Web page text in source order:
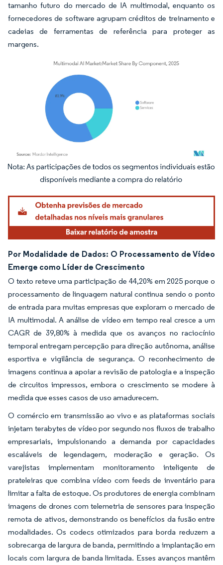
tamanho futuro do mercado de IA multimodal, enquanto os
fornecedores de software agrupam créditos de treinamento e
cadeias de ferramentas de referência para proteger as
margens.
Imagem © Mordor Intelligence. O reuso requer atribuição conforme CC BY 4.0.
Por Modalidade de Dados: O Processamento de Vídeo
Emerge como Líder de Crescimento
O texto reteve uma participação de 44,20% em 2025 porque o
processamento de linguagem natural continua sendo o ponto
de entrada para muitas empresas que exploram o mercado de
IA multimodal. A análise de vídeo em tempo real cresce a um
CAGR de 39,80% à medida que os avanços no raciocínio
temporal entregam percepção para direção autônoma, análise
esportiva e vigilância de segurança. O reconhecimento de
imagens continua a apoiar a revisão de patologia e a inspeção
de circuitos impressos, embora o crescimento se modere à
medida que esses casos de uso amadurecem.
O comércio em transmissão ao vivo e as plataformas sociais
injetam terabytes de vídeo por segundo nos fluxos de trabalho
empresariais, impulsionando a demanda por capacidades
escaláveis de legendagem, moderação e geração. Os
varejistas implementam monitoramento inteligente de
prateleiras que combina vídeo com feeds de inventário para
limitar a falta de estoque. Os produtores de energia combinam
imagens de drones com telemetria de sensores para inspeção
remota de ativos, demonstrando os benefícios da fusão entre
modalidades. Os codecs otimizados para borda reduzem a
sobrecarga de largura de banda, permitindo a implantação em
locais com largura de banda limitada. Esses avanços mantêm